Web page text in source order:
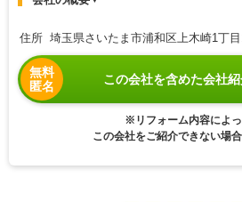
住所 埼玉県さいたま市浦和区上木崎1丁
無料
匿名
この会社を含めた会社
※リフォーム内容によっ
この会社をご紹介できない場合